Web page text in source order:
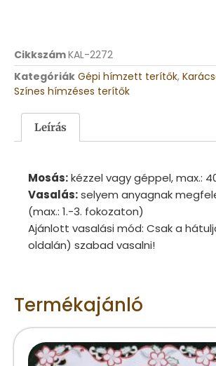
CikkszámKAL-2272
Kategóriák Gépi hímzett terítők,
Színes hímzéses terítők
Leírás
Mosás:kézzel vagy géppel, max.:
Vasalás:selyem anyagnak
(max.: 1.-3. fokozaton)
Ajánlott vasalási mód: Csak a
oldalán) szabad vasalni!
Termékajánló